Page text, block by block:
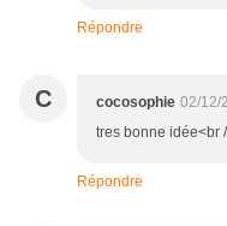
Répondre
C cocosophie 02/12/
tres bonne idée<br
Répondre